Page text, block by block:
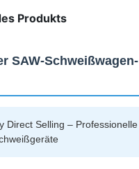
Produkts
SAW-Schweißwagen-
Direct Selling – Professionelle